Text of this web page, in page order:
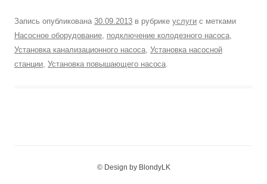
Запись опубликована 30.09.2013 в рубрике услуги с метками
Насосное оборудование, подключение колодезного насоса,
Установка канализационного насоса, Установка насосной
станции, Установка повышающего насоса.
© Design by BlondyLK